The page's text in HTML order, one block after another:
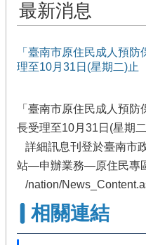
最新消息
「臺南市原住民成人預
理至10月31日(星期二)止
「臺南市原住民成人預
長受理至10月31日(星期
詳細訊息刊登於臺南市
站—申辦業務—原住民專
/nation/
相關連結